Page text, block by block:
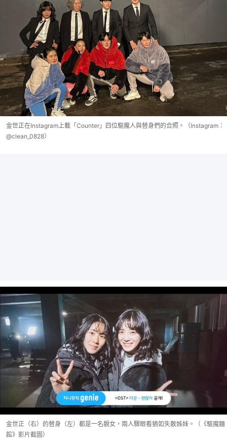
金世正在Instagram上載「Counter」四位驅魔人與替身們的合照。（Instagram：
@clean_0828）
金世正（右）的替身（左）都是一名靚女，兩人驟眼看猶如失散姊妹。（《驅魔麵
館》影片截圖）